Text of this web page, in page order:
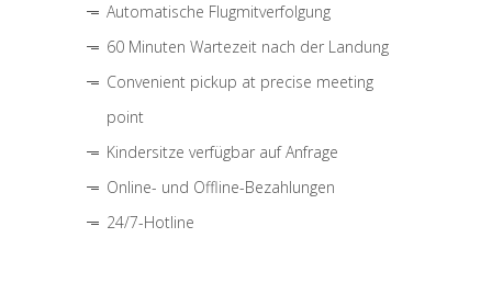
Automatische Flugmitverfolgung
60 Minuten Wartezeit nach der Landung
Convenient pickup at precise meeting
point
Kindersitze verfügbar auf Anfrage
Online- und Offline-Bezahlungen
24/7-Hotline